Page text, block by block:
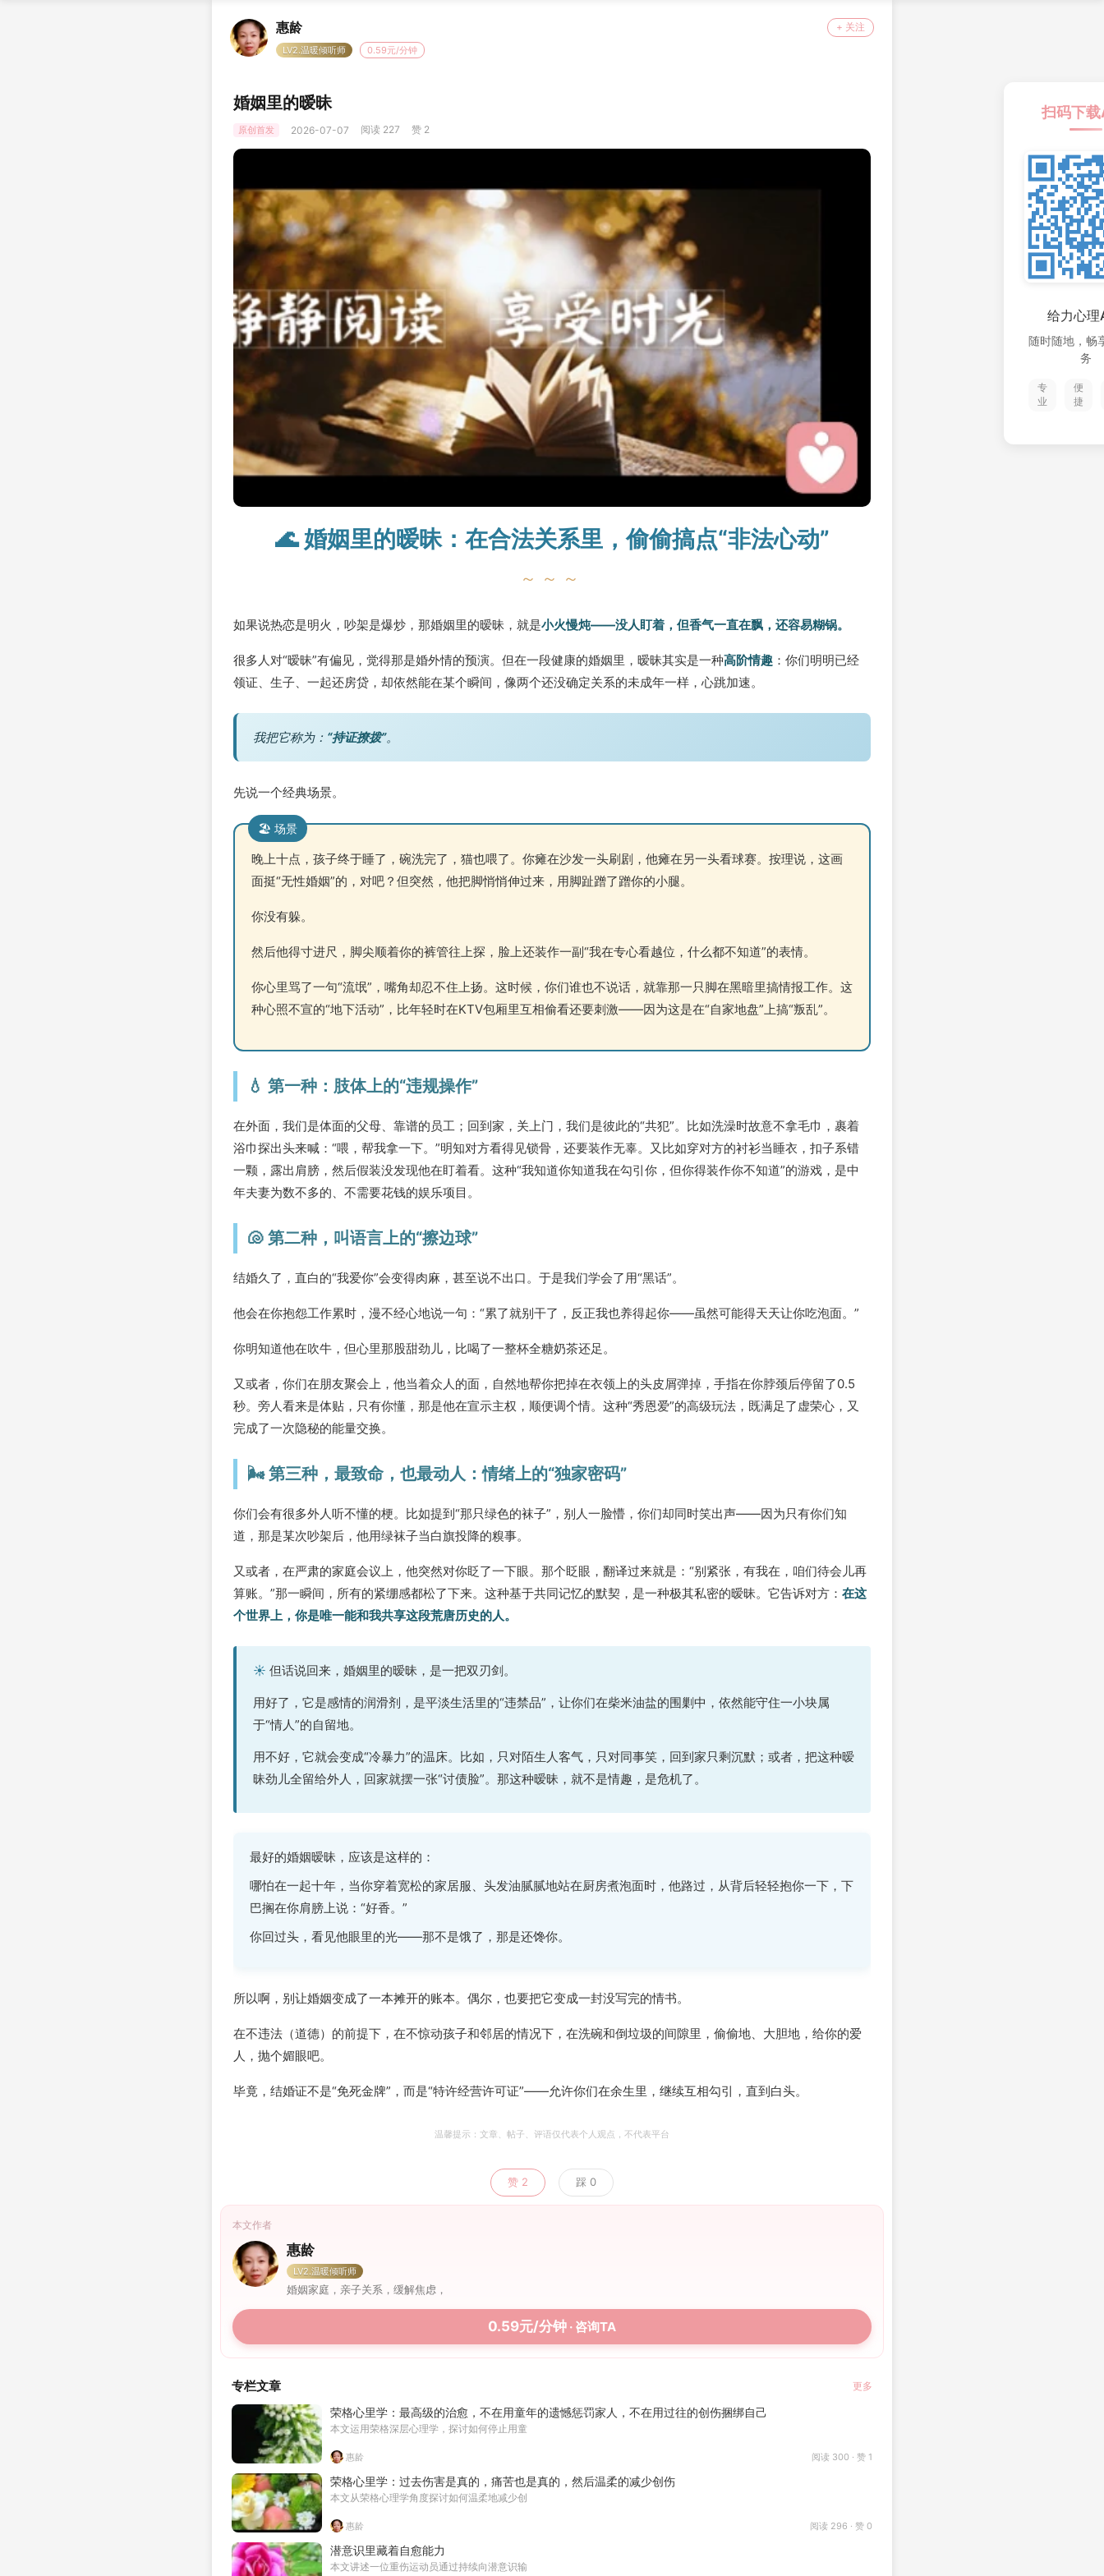
惠龄 + 关注
LV2.温暖倾听师 0.59元/分钟
婚姻里的暧昧
原创首发 2026-07-07 阅读 227 赞 2
🌊 婚姻里的暧昧：在合法关系里，偷偷搞点“非法心动”
～～～
如果说热恋是明火，吵架是爆炒，那婚姻里的暧昧，就是小火慢炖——没人盯着，但香气一直在飘，还容易糊锅。
很多人对“暧昧”有偏见，觉得那是婚外情的预演。但在一段健康的婚姻里，暧昧其实是一种高阶情趣 ：你们明明已经
领证、生子、一起还房贷，却依然能在某个瞬间，像两个还没确定关系的未成年一样，心跳加速。
我把它称为： “持证撩拨”。
先说一个经典场景。
🏖️ 场景
晚上十点，孩子终于睡了，碗洗完了，猫也喂了。你瘫在沙发一头刷剧，他瘫在另一头看球赛。按理说，这画
面挺“无性婚姻”的，对吧？但突然，他把脚悄悄伸过来，用脚趾蹭了蹭你的小腿。
你没有躲。
然后他得寸进尺，脚尖顺着你的裤管往上探，脸上还装作一副“我在专心看越位，什么都不知道”的表情。
你心里骂了一句“流氓”，嘴角却忍不住上扬。这时候，你们谁也不说话，就靠那一只脚在黑暗里搞情报工作。这
种心照不宣的“地下活动”，比年轻时在KTV包厢里互相偷看还要刺激——因为这是在“自家地盘”上搞“叛乱”。
💧 第一种：肢体上的“违规操作”
在外面，我们是体面的父母、靠谱的员工；回到家，关上门，我们是彼此的“共犯”。比如洗澡时故意不拿毛巾，裹着
浴巾探出头来喊：“喂，帮我拿一下。”明知对方看得见锁骨，还要装作无辜。又比如穿对方的衬衫当睡衣，扣子系错
一颗，露出肩膀，然后假装没发现他在盯着看。这种“我知道你知道我在勾引你，但你得装作你不知道”的游戏，是中
年夫妻为数不多的、不需要花钱的娱乐项目。
🐚 第二种，叫语言上的“擦边球”
结婚久了，直白的“我爱你”会变得肉麻，甚至说不出口。于是我们学会了用“黑话”。
他会在你抱怨工作累时，漫不经心地说一句：“累了就别干了，反正我也养得起你——虽然可能得天天让你吃泡面。”
你明知道他在吹牛，但心里那股甜劲儿，比喝了一整杯全糖奶茶还足。
又或者，你们在朋友聚会上，他当着众人的面，自然地帮你把掉在衣领上的头皮屑弹掉，手指在你脖颈后停留了0.5
秒。旁人看来是体贴，只有你懂，那是他在宣示主权，顺便调个情。这种“秀恩爱”的高级玩法，既满足了虚荣心，又
完成了一次隐秘的能量交换。
🌬️ 第三种，最致命，也最动人：情绪上的“独家密码”
你们会有很多外人听不懂的梗。比如提到“那只绿色的袜子”，别人一脸懵，你们却同时笑出声——因为只有你们知
道，那是某次吵架后，他用绿袜子当白旗投降的糗事。
又或者，在严肃的家庭会议上，他突然对你眨了一下眼。那个眨眼，翻译过来就是：“别紧张，有我在，咱们待会儿再
算账。”那一瞬间，所有的紧绷感都松了下来。这种基于共同记忆的默契，是一种极其私密的暧昧。它告诉对方： 在这
个世界上，你是唯一能和我共享这段荒唐历史的人。
☀️ 但话说回来，婚姻里的暧昧，是一把双刃剑。
用好了，它是感情的润滑剂，是平淡生活里的“违禁品”，让你们在柴米油盐的围剿中，依然能守住一小块属
于“情人”的自留地。
用不好，它就会变成“冷暴力”的温床。比如，只对陌生人客气，只对同事笑，回到家只剩沉默；或者，把这种暧
昧劲儿全留给外人，回家就摆一张“讨债脸”。那这种暧昧，就不是情趣，是危机了。
最好的婚姻暧昧，应该是这样的：
哪怕在一起十年，当你穿着宽松的家居服、头发油腻腻地站在厨房煮泡面时，他路过，从背后轻轻抱你一下，下
巴搁在你肩膀上说：“好香。”
你回过头，看见他眼里的光——那不是饿了，那是还馋你。
所以啊，别让婚姻变成了一本摊开的账本。偶尔，也要把它变成一封没写完的情书。
在不违法（道德）的前提下，在不惊动孩子和邻居的情况下，在洗碗和倒垃圾的间隙里，偷偷地、大胆地，给你的爱
人，抛个媚眼吧。
毕竟，结婚证不是“免死金牌”，而是“特许经营许可证”——允许你们在余生里，继续互相勾引，直到白头。
温馨提示：文章、帖子、评语仅代表个人观点，不代表平台
赞 2 踩 0
本文作者
惠龄
LV2.温暖倾听师
婚姻家庭，亲子关系，缓解焦虑，
0.59元/分钟 · 咨询TA
专栏文章 更多
荣格心里学：最高级的治愈，不在用童年的遗憾惩罚家人，不在用过往的创伤捆绑自己
本文运用荣格深层心理学，探讨如何停止用童
惠龄 阅读 300 · 赞 1
荣格心里学：过去伤害是真的，痛苦也是真的，然后温柔的减少创伤
本文从荣格心理学角度探讨如何温柔地减少创
惠龄 阅读 296 · 赞 0
潜意识里藏着自愈能力
本文讲述一位重伤运动员通过持续向潜意识输
扫码下
给力心理
随时随地，畅
务
专
业
便
捷